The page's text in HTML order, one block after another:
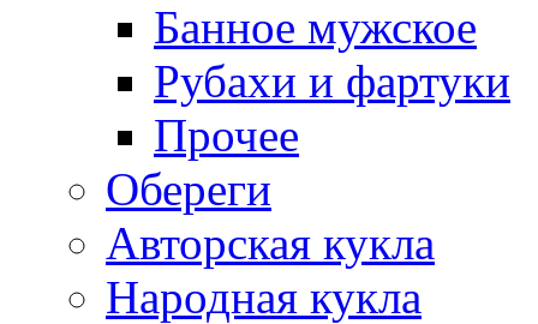
Банное мужское
Рубахи и фартуки
Прочее
Обереги
Авторская кукла
Народная кукла